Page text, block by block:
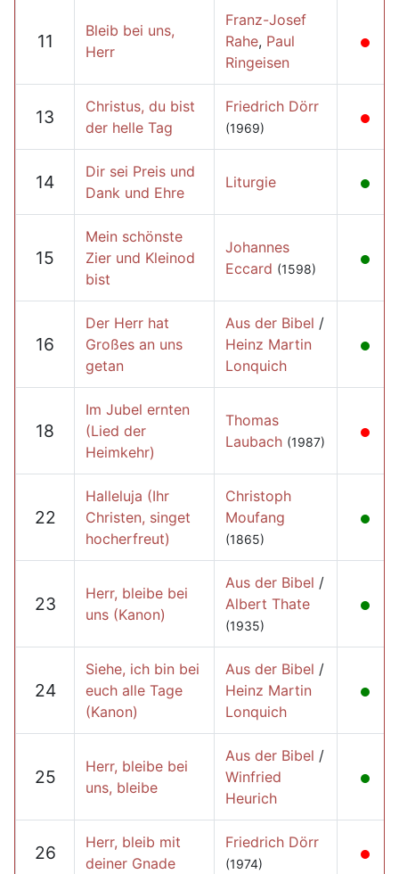
11
Bleib bei uns,
Herr
Franz-Josef
Rahe, Paul
Ringeisen
13
Christus, du bist
der helle Tag
Friedrich Dörr
(1969)
14
Dir sei Preis und
Dank und Ehre
Liturgie
15
Mein schönste
Zier und Kleinod
bist
Johannes
Eccard (1598)
16
Der Herr hat
Großes an uns
getan
Aus der Bibel /
Heinz Martin
Lonquich
18
Im Jubel ernten
(Lied der
Heimkehr)
Thomas
Laubach (1987)
22
Halleluja (Ihr
Christen, singet
hocherfreut)
Christoph
Moufang
(1865)
23
Herr, bleibe bei
uns (Kanon)
Aus der Bibel /
Albert Thate
(1935)
24
Siehe, ich bin bei
euch alle Tage
(Kanon)
Aus der Bibel /
Heinz Martin
Lonquich
25
Herr, bleibe bei
uns, bleibe
Aus der Bibel /
Winfried
Heurich
26
Herr, bleib mit
deiner Gnade
Friedrich Dörr
(1974)